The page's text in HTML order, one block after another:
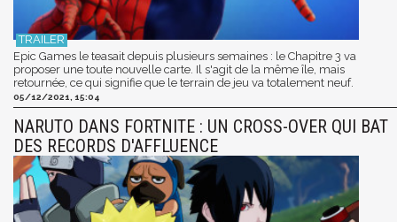
Epic Games le teasait depuis plusieurs semaines : le Chapitre 3 va
proposer une toute nouvelle carte. Il s'agit de la même île, mais
retournée, ce qui signifie que le terrain de jeu va totalement neuf.
05/12/2021, 15:04
NARUTO DANS FORTNITE : UN CROSS-OVER QUI BAT
DES RECORDS D'AFFLUENCE